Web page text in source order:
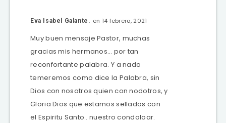
Eva Isabel Galante. en 14 febrero, 2021
Muy buen mensaje Pastor, muchas
gracias mis hermanos… por tan
reconfortante palabra. Y a nada
temeremos como dice la Palabra, sin
Dios con nosotros quien con nodotros, y
Gloria Dios que estamos sellados con
el Espiritu Santo.. nuestro condoloar.